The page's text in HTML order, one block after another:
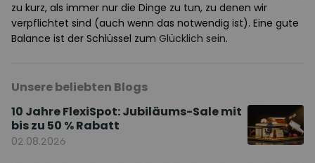
zu kurz, als immer nur die Dinge zu tun, zu denen wir
verpflichtet sind (auch wenn das notwendig ist). Eine gute
Balance ist der Schlüssel zum Glücklich sein.
Unsere beliebten Blogs
10 Jahre FlexiSpot: Jubiläums-Sale mit
bis zu 50 % Rabatt
02.08.2026